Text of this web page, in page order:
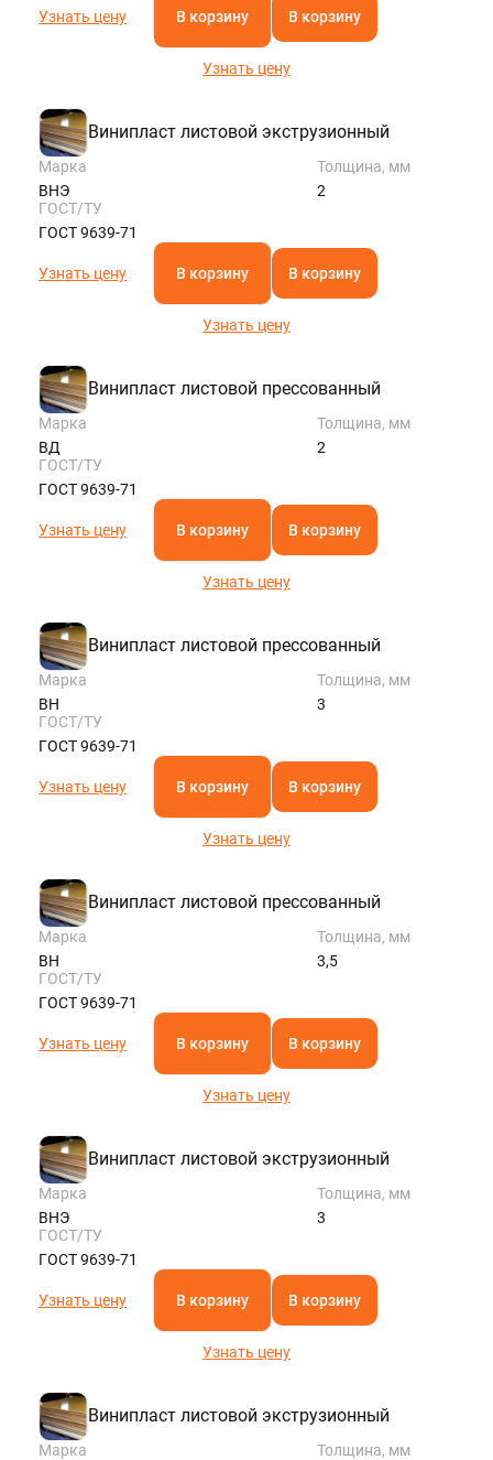
Узнать цену В корзину В корзину
Узнать цену
Винипласт листовой экструзионный
Марка
ВНЭ
Толщина, мм
2
ГОСТ/ТУ
ГОСТ 9639-71
Узнать цену В корзину В корзину
Узнать цену
Винипласт листовой прессованный
Марка
ВД
Толщина, мм
2
ГОСТ/ТУ
ГОСТ 9639-71
Узнать цену В корзину В корзину
Узнать цену
Винипласт листовой прессованный
Марка
ВН
Толщина, мм
3
ГОСТ/ТУ
ГОСТ 9639-71
Узнать цену В корзину В корзину
Узнать цену
Винипласт листовой прессованный
Марка
ВН
Толщина, мм
3,5
ГОСТ/ТУ
ГОСТ 9639-71
Узнать цену В корзину В корзину
Узнать цену
Винипласт листовой экструзионный
Марка
ВНЭ
Толщина, мм
3
ГОСТ/ТУ
ГОСТ 9639-71
Узнать цену В корзину В корзину
Узнать цену
Винипласт листовой экструзионный
Марка
Толщина, мм